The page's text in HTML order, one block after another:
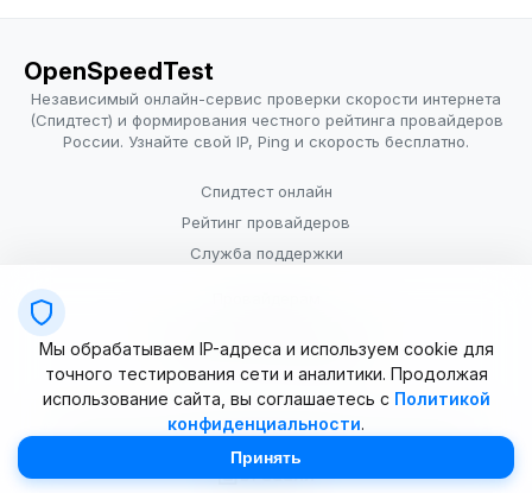
OpenSpeedTest
Независимый онлайн-сервис проверки скорости интернета
(Спидтест) и формирования честного рейтинга провайдеров
России. Узнайте свой IP, Ping и скорость бесплатно.
Спидтест онлайн
Рейтинг провайдеров
Служба поддержки
Условия использования
© 2025–2026 OpenSpeedTest (ИП Долматова В.В.). Все права
Мы обрабатываем IP-адреса и используем cookie для
точного тестирования сети и аналитики. Продолжая
использование сайта, вы соглашаетесь с Политикой
конфиденциальности.
Принять